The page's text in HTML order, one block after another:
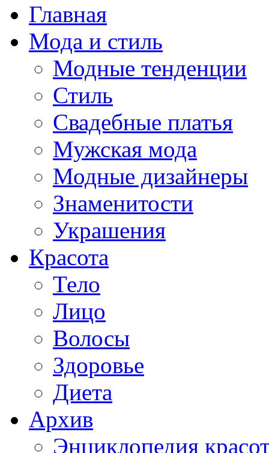
Главная
Мода и стиль
Модные тенденции
Стиль
Свадебные платья
Мужская мода
Модные дизайнеры
Знаменитости
Украшения
Красота
Тело
Лицо
Волосы
Здоровье
Диета
Архив
Энциклопедия